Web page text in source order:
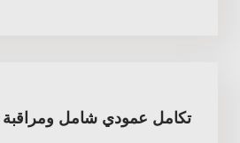
تكامل عمودي شامل ومراقبة